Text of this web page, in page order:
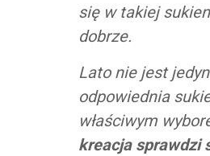
się w takiej
dobrze.
Lato nie jest
odpowiednia
właściwym
kreacja sprawdzi